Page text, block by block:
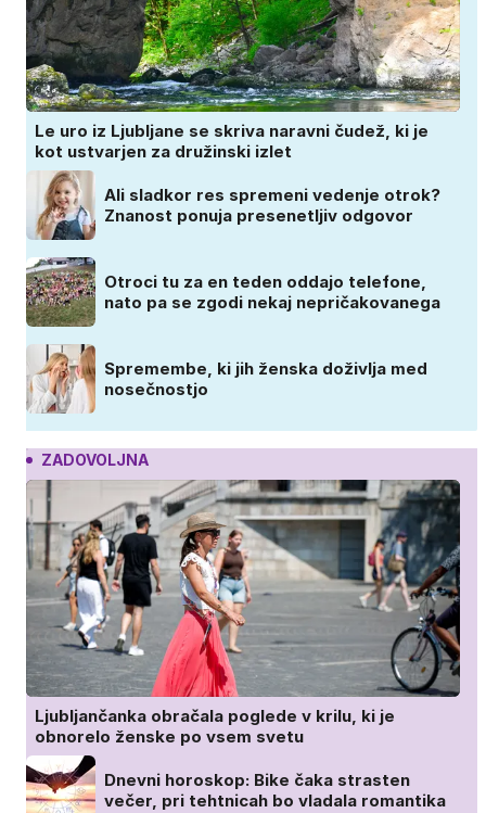
Le uro iz Ljubljane se skriva naravni čudež, ki je
kot ustvarjen za družinski izlet
Ali sladkor res spremeni vedenje otrok?
Znanost ponuja presenetljiv odgovor
Otroci tu za en teden oddajo telefone,
nato pa se zgodi nekaj nepričakovanega
Spremembe, ki jih ženska doživlja med
nosečnostjo
ZADOVOLJNA
Ljubljančanka obračala poglede v krilu, ki je
obnorelo ženske po vsem svetu
Dnevni horoskop: Bike čaka strasten
večer, pri tehtnicah bo vladala romantika